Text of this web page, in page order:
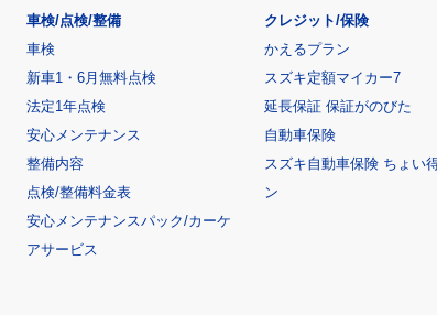
車検/点検/整備
車検
新車1・6月無料点検
法定1年点検
安心メンテナンス
整備内容
点検/整備料金表
安心メンテナンスパック/カーケ
アサービス
クレジット/保険
かえるプラン
スズキ定額マイカー7
延長保証 保証がのびた
自動車保険
スズキ自動車保険 ちょい
ン